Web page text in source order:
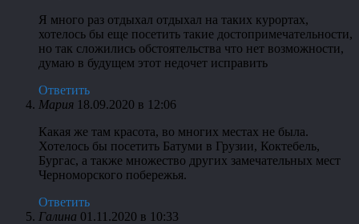
Я много раз отдыхал отдыхал на таких курортах,
хотелось бы еще посетить такие достопримечательности,
но так сложились обстоятельства что нет возможности,
думаю в будущем этот недочет исправить
Ответить
Мария 18.09.2020 в 12:06
Какая же там красота, во многих местах не была.
Хотелось бы посетить Батуми в Грузии, Коктебель,
Бургас, а также множество других замечательных мест
Черноморского побережья.
Ответить
Галина 01.11.2020 в 10:33